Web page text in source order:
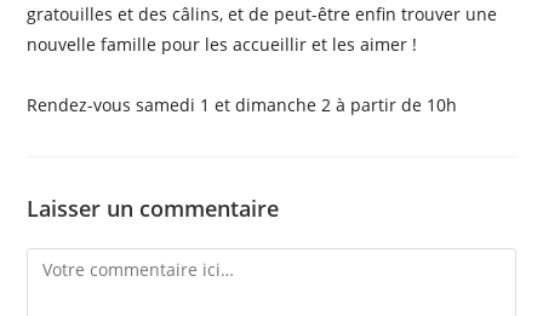
gratouilles et des câlins, et de peut-être enfin trouver une
nouvelle famille pour les accueillir et les aimer !
Rendez-vous samedi 1 et dimanche 2 à partir de 10h
Laisser un commentaire